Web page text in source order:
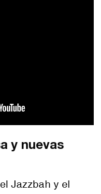
y nuevas
Jazzbah y el